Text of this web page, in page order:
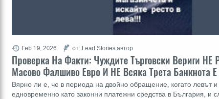
Проверка На Факти: Чуждите Търговски Вериги НЕ
Масово Фалшиво Евро И НЕ Всяка Трета Банкнота
Вярно ли е, че в периода на двойно обращение, когато левът и
едновременно като законни платежни средства в България, и
Feb 19, 2026 от: Lead Stories автор